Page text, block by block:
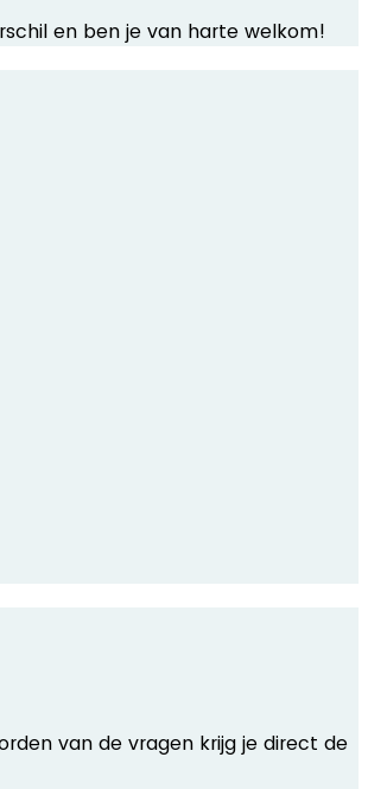
en ben je van harte welkom!
van de vragen krijg je direct de